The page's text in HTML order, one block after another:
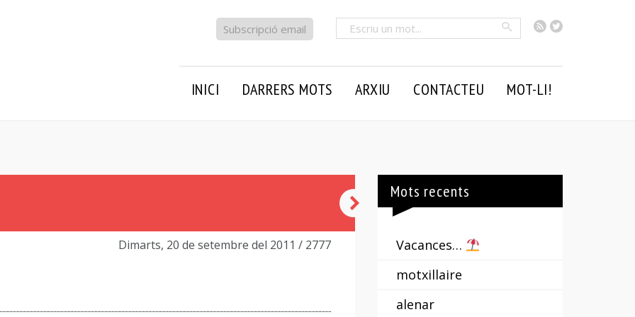
RSSTwitter
Cercar
Subscripció email
INICI DARRERS MOTS ARXIU CONTACTEU MOT-LI!
Dimarts, 20 de setembre del 2011 / 2777
llengut
Mots recents
Vacances…
motxillaire
alenar